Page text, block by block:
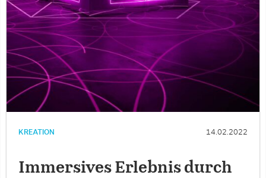
KREATION 14.02.2022
Immersives Erlebnis durch